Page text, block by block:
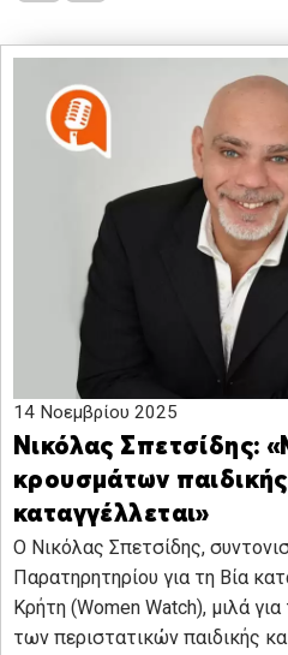
14 Νοεμβρίου 2025
Νικόλας Σπετσίδης:
κρουσμάτων
καταγγέλλεται»
Ο Νικόλας Σπετσίδης,
Παρατηρητηρίου για τη Βία
Κρήτη (Women Watch), μιλά
των περιστατικών παιδικής